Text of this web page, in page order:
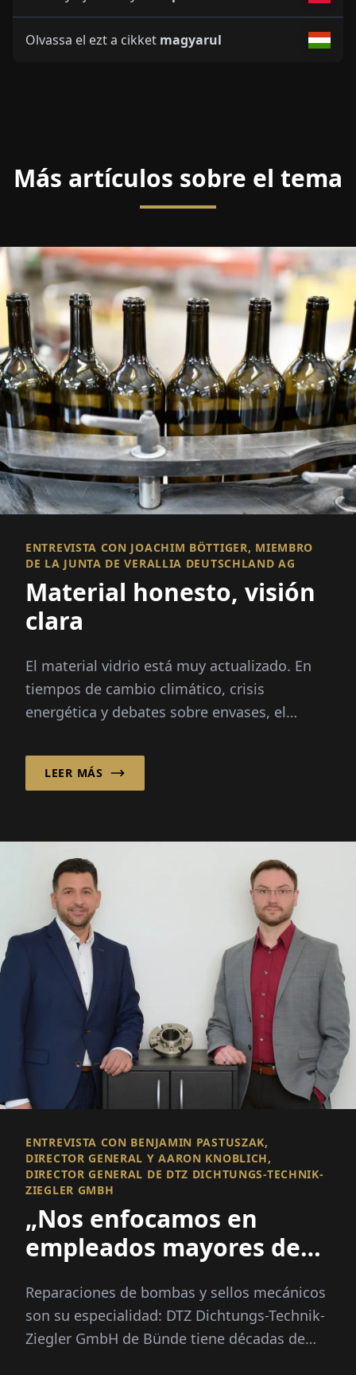
Olvassa el ezt a cikket magyarul
Más artículos sobre el tema
ENTREVISTA CON JOACHIM BÖTTIGER, MIEMBRO
DE LA JUNTA DE VERALLIA DEUTSCHLAND AG
Material honesto, visión
clara
El material vidrio está muy actualizado. En
tiempos de cambio climático, crisis
energética y debates sobre envases, el
infinitamente reciclable...
LEER MÁS
ENTREVISTA CON BENJAMIN PASTUSZAK,
DIRECTOR GENERAL Y AARON KNOBLICH,
DIRECTOR GENERAL DE DTZ DICHTUNGS-TECHNIK-
ZIEGLER GMBH
„Nos enfocamos en
empleados mayores de
Reparaciones de bombas y sellos mecánicos
son su especialidad: DTZ Dichtungs-Technik-
Ziegler GmbH de Bünde tiene décadas de